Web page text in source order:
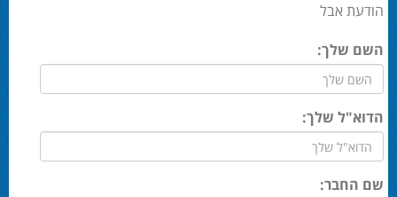
הודעת אבל
השם שלך:
הדוא"ל שלך:
שם החבר: